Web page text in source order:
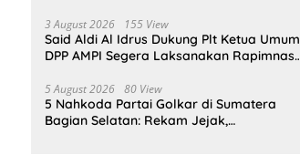
3 August 2026 155 View
Said Aldi Al Idrus Dukung Plt Ketua Umum
DPP AMPI Segera Laksanakan Rapimnas
5 August 2026 80 View
5 Nahkoda Partai Golkar di Sumatera
Bagian Selatan: Rekam Jejak,